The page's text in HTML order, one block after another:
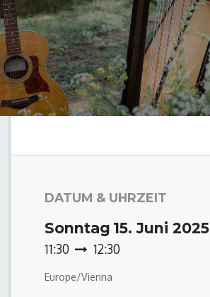
DATUM & UHRZEIT
Sonntag 15. Juni 2025
11:30 12:30
Europe/Vienna